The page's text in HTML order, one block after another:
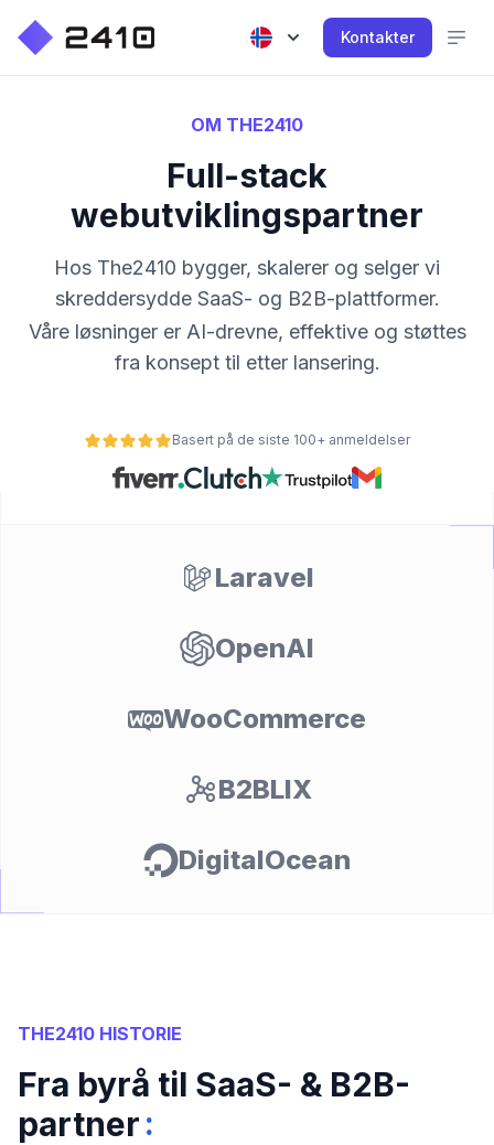
Kontakter
OM THE2410
Full-stack
webutviklingspartner
Hos The2410 bygger, skalerer og selger vi
skreddersydde SaaS- og B2B-plattformer.
Våre løsninger er AI-drevne, effektive og støttes
fra konsept til etter lansering.
Basert på de siste 100+ anmeldelser
Laravel
OpenAI
WooCommerce
B2BLIX
DigitalOcean
THE2410 HISTORIE
Fra byrå til SaaS- & B2B-
partner: